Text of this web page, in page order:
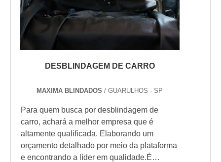
DESBLINDAGEM DE CARRO
MAXIMA BLINDADOS/ GUARULHOS - SP
Para quem busca por desblindagem de
carro, achará a melhor empresa que é
altamente qualificada. Elaborando um
orçamento detalhado por meio da plataforma
e encontrando a líder em qualidade.É